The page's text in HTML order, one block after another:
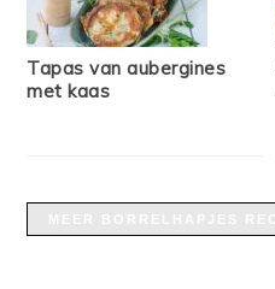
Tapas van aubergines
met kaas